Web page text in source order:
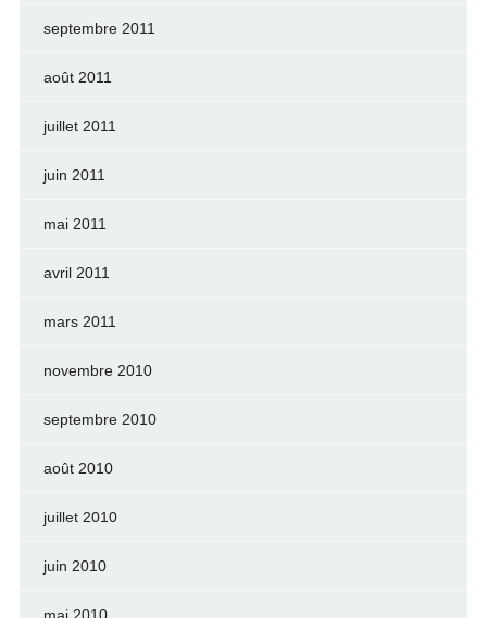
septembre 2011
août 2011
juillet 2011
juin 2011
mai 2011
avril 2011
mars 2011
novembre 2010
septembre 2010
août 2010
juillet 2010
juin 2010